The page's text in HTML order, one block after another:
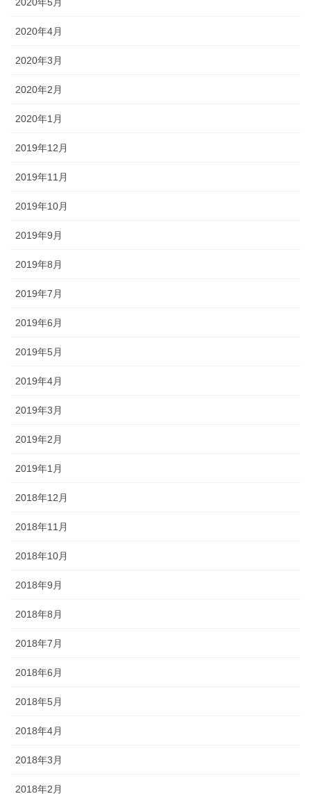
2020年5月
2020年4月
2020年3月
2020年2月
2020年1月
2019年12月
2019年11月
2019年10月
2019年9月
2019年8月
2019年7月
2019年6月
2019年5月
2019年4月
2019年3月
2019年2月
2019年1月
2018年12月
2018年11月
2018年10月
2018年9月
2018年8月
2018年7月
2018年6月
2018年5月
2018年4月
2018年3月
2018年2月